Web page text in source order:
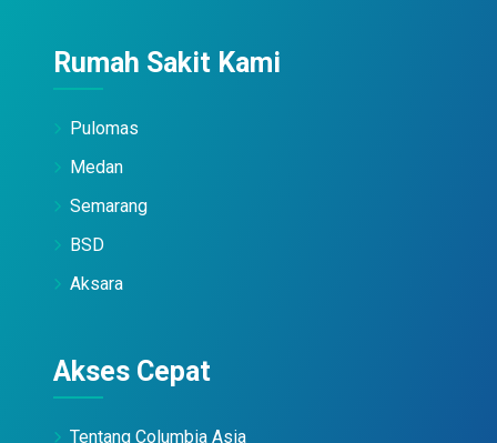
Rumah Sakit Kami
Pulomas
Medan
Semarang
BSD
Aksara
Akses Cepat
Tentang Columbia Asia